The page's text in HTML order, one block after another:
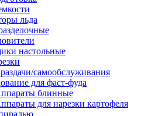
льда
настольные
самообслуживания
для фаст-фуда
блинные
для нарезки картофеля